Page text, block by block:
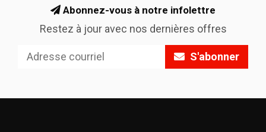
Abonnez-vous à notre infolettre
Restez à jour avec nos dernières offres
S'abonner